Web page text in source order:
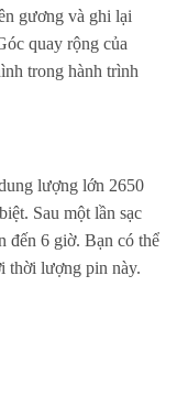
gương và ghi lại
quay rộng của
trong hành trình
lượng lớn 2650
Sau một lần sạc
đến 6 giờ. Bạn có thể
thời lượng pin này.